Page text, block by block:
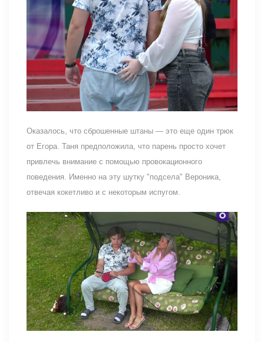
Оказалось, что сброшенные штаны — это еще один трюк
от Егора. Таня предположила, что парень просто хочет
привлечь внимание с помощью провокационного
поведения. Именно на эту шутку "подсела" Вероника,
отвечая кокетливо и с некоторым испугом.